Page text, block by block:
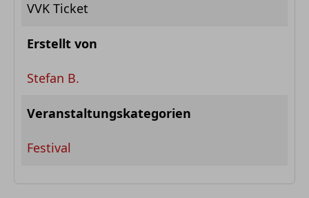
VVK Ticket
Erstellt von
Stefan B.
Veranstaltungskategorien
Festival